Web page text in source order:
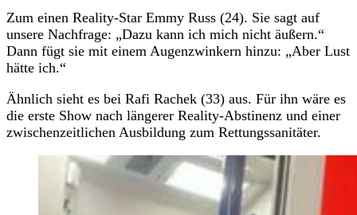
Zum einen Reality-Star Emmy Russ (24). Sie sagt auf
unsere Nachfrage: „Dazu kann ich mich nicht äußern.“
Dann fügt sie mit einem Augenzwinkern hinzu: „Aber Lust
hätte ich.“
Ähnlich sieht es bei Rafi Rachek (33) aus. Für ihn wäre es
die erste Show nach längerer Reality-Abstinenz und einer
zwischenzeitlichen Ausbildung zum Rettungssanitäter.